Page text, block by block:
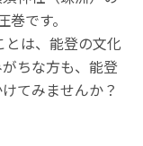
です。
は、能登の文化
ちな方も、能登
てみませんか？